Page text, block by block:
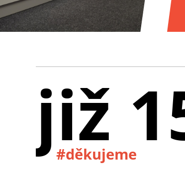
již
#děkujeme